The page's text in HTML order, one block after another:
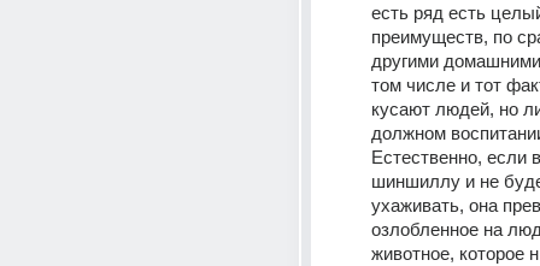
есть ряд есть
преимуществ, по
другими
том числе и тот
кусают людей, но
должном
Естественно, если
шиншиллу и не
ухаживать, она
озлобленное на
животное, которое